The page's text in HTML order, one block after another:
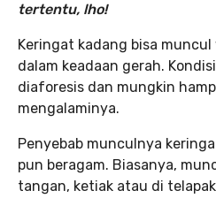
tertentu, lho!
Keringat kadang bisa
dalam keadaan gerah.
diaforesis dan mungkin
mengalaminya.
Penyebab munculnya
pun beragam. Biasanya,
tangan, ketiak atau di